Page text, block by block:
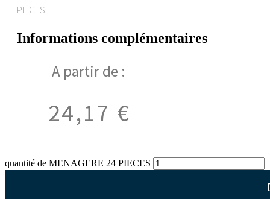
PIECES
Informations complémentaires
A partir de :
24,17 €
quantité de MENAGERE 24 PIECES